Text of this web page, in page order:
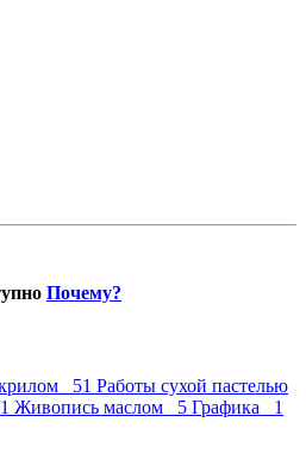
Почему?
51 Работы сухой пастелью
Живопись маслом 5 Графика 1